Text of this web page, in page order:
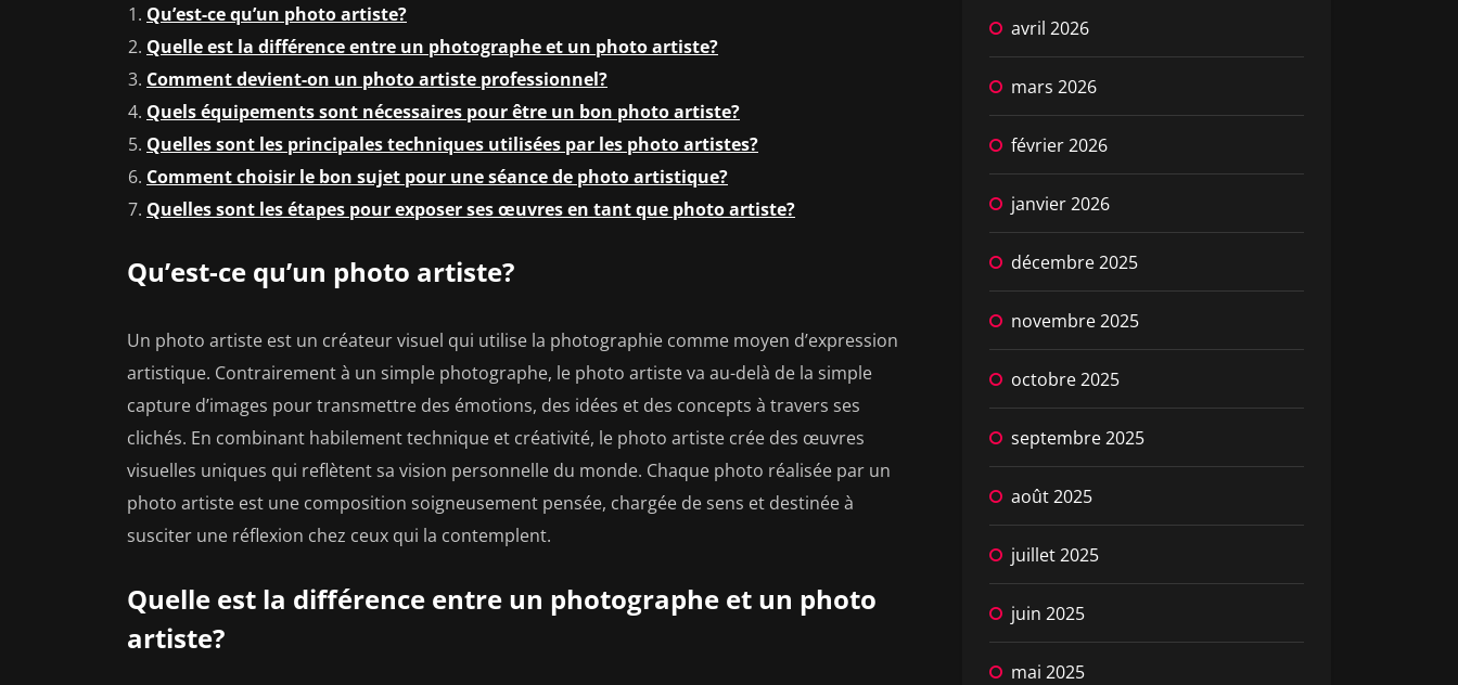
Qu’est-ce qu’un photo artiste?
Quelle est la différence entre un photographe et un photo artiste?
Comment devient-on un photo artiste professionnel?
Quels équipements sont nécessaires pour être un bon photo artiste?
Quelles sont les principales techniques utilisées par les photo artistes?
Comment choisir le bon sujet pour une séance de photo artistique?
Quelles sont les étapes pour exposer ses œuvres en tant que photo artiste?
Qu’est-ce qu’un photo artiste?
Un photo artiste est un créateur visuel qui utilise la photographie comme moyen d’expression
artistique. Contrairement à un simple photographe, le photo artiste va au-delà de la simple
capture d’images pour transmettre des émotions, des idées et des concepts à travers ses
clichés. En combinant habilement technique et créativité, le photo artiste crée des œuvres
visuelles uniques qui reflètent sa vision personnelle du monde. Chaque photo réalisée par un
photo artiste est une composition soigneusement pensée, chargée de sens et destinée à
susciter une réflexion chez ceux qui la contemplent.
Quelle est la différence entre un photographe et un photo
artiste?
avril 2026
mars 2026
février 2026
janvier 2026
décembre 2025
novembre 2025
octobre 2025
septembre 2025
août 2025
juillet 2025
juin 2025
mai 2025